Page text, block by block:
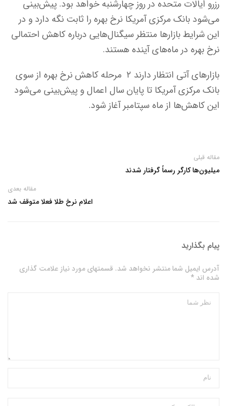
رزرو ایالات متحده در روز چهارشنبه خواهد بود. پیش‌بینی
می‌شود بانک مرکزی آمریکا نرخ بهره را ثابت نگه دارد و در
این شرایط بازارها منتظر سیگنال‌هایی درباره کاهش احتمالی
نرخ بهره در ماه‌های آینده هستند.
بازارهای آتی انتظار دارند ۲ مرحله کاهش نرخ بهره از سوی
بانک مرکزی آمریکا تا پایان سال اعمال و پیش‌بینی می‌شود
این کاهش‌ها از ماه سپتامبر آغاز شود.
مقاله قبلی
میلیون‌ها کارگر رسماً گرفتار شدند
مقاله بعدی
اعلام نرخ طلا فعلا متوقف شد
پیام بگذارید
آدرس ایمیل شما منتشر نخواهد شد. قسمتهای مورد نیاز علامت گذاری
شده اند *